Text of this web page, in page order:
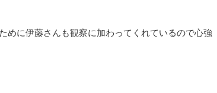
めに伊藤さんも観察に加わってくれているので心強